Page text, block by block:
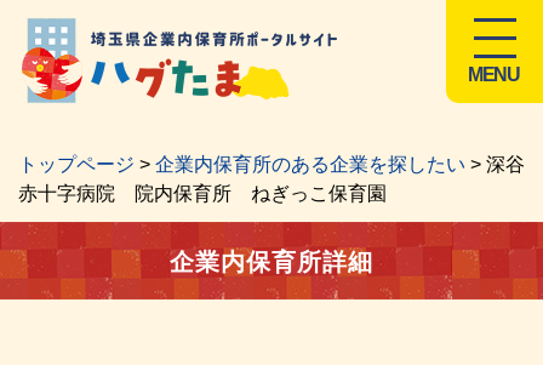
MENU
トップページ > 企業内保育所のある企業を探したい > 深谷
赤十字病院 院内保育所 ねぎっこ保育園
企業内保育所詳細